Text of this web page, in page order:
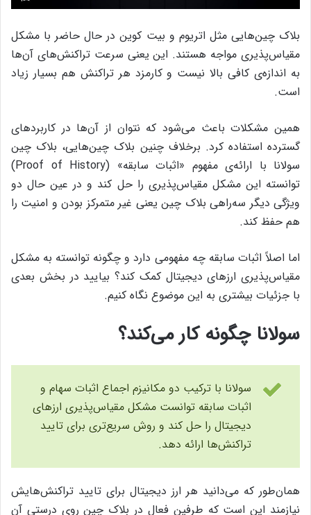
بلاک چین‌هایی مثل اتریوم و بیت کوین در حال حاضر با مشکل
مقیاس‌پذیری مواجه هستند. این یعنی سرعت تراکنش‌های آن‌ها
به اندازه‌ی کافی بالا نیست و کارمزد هر تراکنش هم بسیار زیاد
است.
همین مشکلات باعث می‌شود که نتوان از آن‌ها در کاربردهای
گسترده استفاده کرد. برخلاف چنین بلاک چین‌هایی، بلاک چین
سولانا با ارائه‌ی مفهوم «اثبات سابقه» (Proof of History)
توانسته این مشکل مقیاس‌پذیری را حل کند و در عین حال دو
ویژگی دیگر سه‌راهی بلاک چین یعنی غیر متمرکز بودن و امنیت را
هم حفظ کند.
اما اصلاً اثبات سابقه چه مفهومی دارد و چگونه توانسته به مشکل
مقیاس‌پذیری ارزهای دیجیتال کمک کند؟ بیایید در بخش بعدی
با جزئیات بیشتری به این موضوع نگاه کنیم.
سولانا چگونه کار می‌‌کند؟
سولانا با ترکیب دو مکانیزم اجماع اثبات سهام و
اثبات سابقه توانست مشکل مقیاس‌پذیری ارزهای
دیجیتال را حل کند و روش سریع‌تری برای تایید
تراکنش‌ها ارائه دهد.
همان‌طور که می‌دانید هر ارز دیجیتال برای تایید تراکنش‌هایش
نیازمند این است که طرفین فعال در بلاک چین روی درستی آن